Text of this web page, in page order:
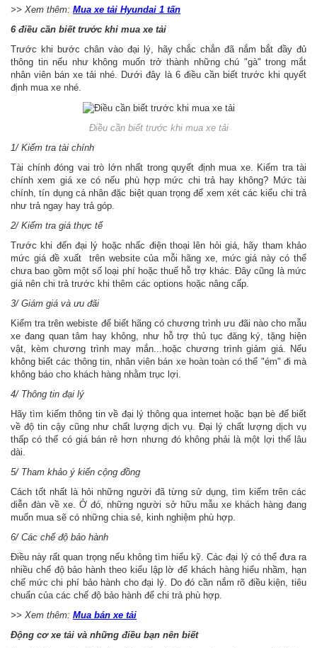
>> Xem thêm: Mua xe tải Hyundai 1 tấn
6 điều cần biết trước khi mua xe tải
Trước khi bước chân vào đại lý, hãy chắc chắn đã nắm bắt đầy đủ
thông tin nếu như không muốn trở thành những chú "gà" trong mắt
nhân viên bán xe tải nhé. Dưới đây là 6 điều cần biết trước khi quyết
định mua xe nhé.
Điều cần biết trước khi mua xe tải
1/ Kiểm tra tài chính
Tài chính đóng vai trò lớn nhất trong quyết định mua xe. Kiểm tra tài
chính xem giá xe có nếu phù hợp mức chi trả hay không? Mức tài
chính, tín dụng cá nhân đặc biệt quan trọng để xem xét các kiểu chi trả
như trả ngay hay trả góp.
2/ Kiểm tra giá thực tế
Trước khi đến đại lý hoặc nhấc điện thoại lên hỏi giá, hãy tham khảo
mức giá đề xuất trên website của mỗi hãng xe, mức giá này có thể
chưa bao gồm một số loại phí hoặc thuế hỗ trợ khác. Đây cũng là mức
giá nên chi trả trước khi thêm các options hoặc nâng cấp.
3/ Giám giá và ưu đãi
Kiểm tra trên webiste để biết hãng có chương trình ưu đãi nào cho mẫu
xe đang quan tâm hay không, như hỗ trợ thủ tục đăng ký, tặng hiện
vật, kèm chương trình may mắn...hoặc chương trình giảm giá. Nếu
không biết các thông tin, nhân viên bán xe hoàn toàn có thể "ém" đi mà
không báo cho khách hàng nhằm trục lợi.
4/ Thông tin đại lý
Hãy tìm kiếm thông tin về đại lý thông qua internet hoặc bạn bè để biết
về độ tin cậy cũng như chất lượng dịch vụ. Đại lý chất lượng dịch vụ
thấp có thể có giá bán rẻ hơn nhưng đó không phải là một lợi thế lâu
dài.
5/ Tham khảo ý kiến cộng đồng
Cách tốt nhất là hỏi những người đã từng sử dụng, tìm kiếm trên các
diễn đàn về xe. Ở đó, những người sở hữu mẫu xe khách hàng đang
muốn mua sẽ có những chia sẻ, kinh nghiệm phù hợp.
6/ Các chế độ bảo hành
Điều này rất quan trọng nếu không tìm hiểu kỹ. Các đại lý có thể đưa ra
nhiều chế độ bảo hành theo kiểu lập lờ để khách hàng hiểu nhầm, hạn
chế mức chi phí bảo hành cho đại lý. Do đó cần nắm rõ điều kiện, tiêu
chuẩn của các chế độ bảo hành để chi trả phù hợp.
>> Xem thêm: Mua bán xe tải
Động cơ xe tải và những điều bạn nên biết